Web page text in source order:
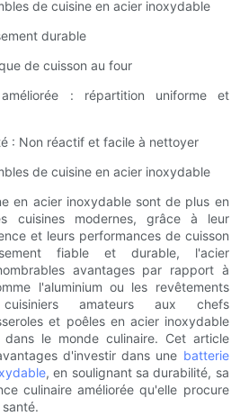
de cuisine en acier inoxydable
durable
de cuisson au four
: répartition uniforme et
: Non réactif et facile à nettoyer
de cuisine en acier inoxydable
en acier inoxydable sont de plus en
cuisines modernes, grâce à leur
et leurs performances de cuisson
fiable et durable, l'acier
avantages par rapport à
l'aluminium ou les revêtements
amateurs aux chefs
et poêles en acier inoxydable
le monde culinaire. Cet article
d'investir dans une batterie
, en soulignant sa durabilité, sa
culinaire améliorée qu'elle procure